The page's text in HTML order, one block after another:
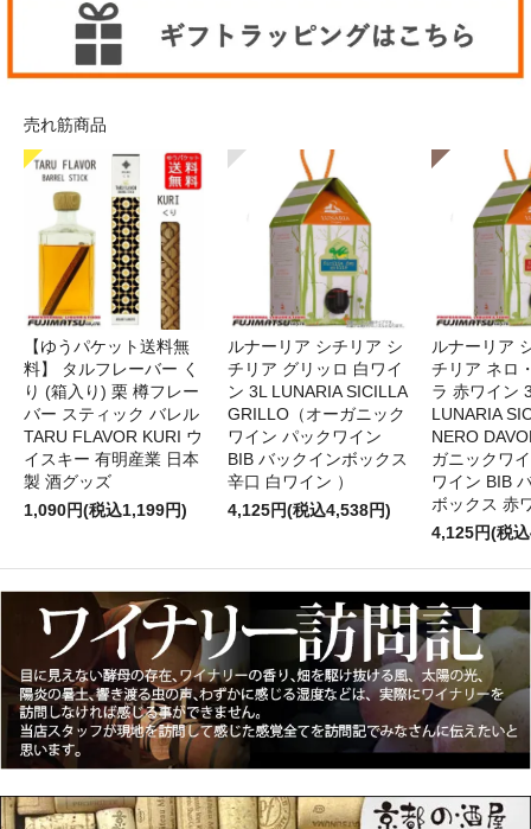
売れ筋商品
【ゆうパケット送料無
料】 タルフレーバー く
り (箱入り) 栗 樽フレー
バー スティック バレル
TARU FLAVOR KURI ウ
イスキー 有明産業 日本
製 酒グッズ
1,090円(税込1,199円)
ルナーリア シチリア シ
チリア グリッロ 白ワイ
ン 3L LUNARIA SICILLA
GRILLO（オーガニック
ワイン パックワイン
BIB バックインボックス
辛口 白ワイン ）
4,125円(税込4,538円)
ルナーリア
チリア ネロ
ラ 赤ワイ
LUNARIA
NERO
ガニックワ
ワイン BIB
ボックス 赤
4,125円(税